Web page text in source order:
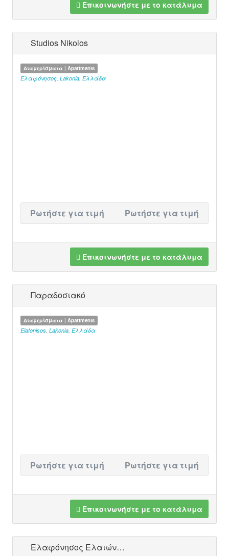
Επικοινωνήστε με το κατάλυμα
Studios Nikolos
Διαμερίσματα | Apartments
Ελαφόνησος, Lakonia, Ελλάδα
Ρωτήστε για τιμή Ρωτήστε για τιμή
Επικοινωνήστε με το κατάλυμα
Παραδοσιακό
Διαμερίσματα | Apartments
Elafonisos Lakonia Ελλάδα
Ρωτήστε για τιμή Ρωτήστε για τιμή
Επικοινωνήστε με το κατάλυμα
Ελαφόνησος Ελαιών…